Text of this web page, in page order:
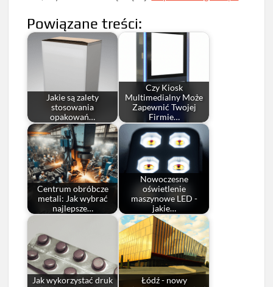
Powiązane treści:
Jakie są zalety
stosowania
opakowań…
Czy Kiosk
Multimedialny Może
Zapewnić Twojej
Firmie…
Centrum obróbcze
metali: Jak wybrać
najlepsze…
Nowoczesne
oświetlenie
maszynowe LED -
jakie…
Jak wykorzystać druk
Łódź - nowy